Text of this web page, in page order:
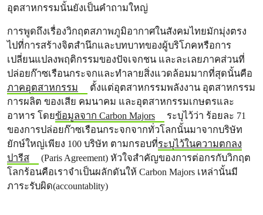
อุตสาหกรรมนั้นยังเป็นคำถามใหญ่
การพูดถึงเรื่องวิกฤตสภาพภูมิอากาศในสังคมไทยมักมุ่งตรง
ไปที่การสร้างจิตสำนึกและบทบาทของผู้บริโภคหรือการ
เปลี่ยนแปลงพฤติกรรมของปัจเจกชน และละเลยภาคส่วนที่
ปล่อยก๊าซเรือนกระจกและทำลายสิ่งแวดล้อมมากที่สุดนั้นคือ
ภาคอุตสาหกรรม
ตั้งแต่อุตสาหกรรมพลังงาน อุตสาหกรรม
การผลิต ของเสีย คมนาคม และอุตสาหกรรมเกษตรและ
อาหาร โดยข้อมูลจาก Carbon Majors
ระบุไว้ว่า ร้อยละ 71
ของการปล่อยก๊าซเรือนกระจกจากทั่วโลกนั้นมาจากบริษัท
ยักษ์ใหญ่เพียง 100 บริษัท ตามกรอบที่ระบุไว้ในความตกลง
ปารีส
(Paris Agreement) หัวใจสำคัญของการต่อกรกับวิกฤต
โลกร้อนคือเราจำเป็นผลักดันให้ Carbon Majors เหล่านั้นมี
ภาระรับผิด(accountablity)